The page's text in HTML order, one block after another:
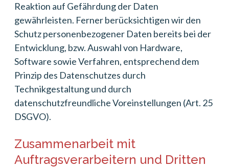
Reaktion auf Gefährdung der Daten
gewährleisten. Ferner berücksichtigen wir den
Schutz personenbezogener Daten bereits bei der
Entwicklung, bzw. Auswahl von Hardware,
Software sowie Verfahren, entsprechend dem
Prinzip des Datenschutzes durch
Technikgestaltung und durch
datenschutzfreundliche Voreinstellungen (Art. 25
DSGVO).
Zusammenarbeit mit
Auftragsverarbeitern und Dritten